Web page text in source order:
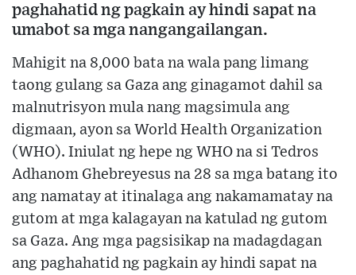
paghahatid ng pagkain ay hindi sapat na
umabot sa mga nangangailangan.
Mahigit na 8,000 bata na wala pang limang
taong gulang sa Gaza ang ginagamot dahil sa
malnutrisyon mula nang magsimula ang
digmaan, ayon sa World Health Organization
(WHO). Iniulat ng hepe ng WHO na si Tedros
Adhanom Ghebreyesus na 28 sa mga batang ito
ang namatay at itinalaga ang nakamamatay na
gutom at mga kalagayan na katulad ng gutom
sa Gaza. Ang mga pagsisikap na madagdagan
ang paghahatid ng pagkain ay hindi sapat na